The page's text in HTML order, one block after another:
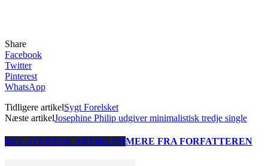
Share
Facebook
Twitter
Pinterest
WhatsApp
Tidligere artikelSygt Forelsket
Næste artikelJosephine Philip udgiver minimalistisk tredje single
RELATEREDE ARTIKLERMERE FRA FORFATTEREN